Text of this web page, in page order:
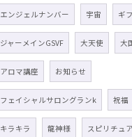
エンジェルナンバー 宇宙 ギ
ジャーメインGSVF 大天使 大
アロマ講座 お知らせ
フェイシャルサロングランk 祝福
キラキラ 龍神様 スピリチュ